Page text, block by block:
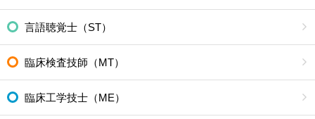
言語聴覚士（ST）
臨床検査技師（MT）
臨床工学技士（ME）